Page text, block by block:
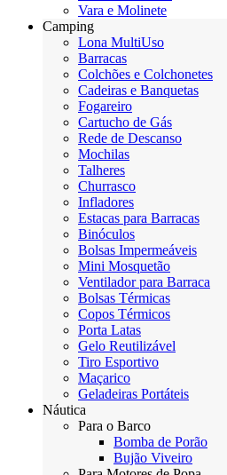
Vara e Molinete
Camping
Lona MultiUso
Barracas
Colchões e Colchonetes
Cadeiras e Banquetas
Fogareiro
Cartucho de Gás
Rede de Descanso
Mochilas
Talheres
Churrasco
Infladores
Estacas para Barracas
Binóculos
Bolsas Impermeáveis
Mini Mosquetão
Ventilador para Barraca
Bolsas Térmicas
Copos Térmicos
Porta Latas
Gelo Reutilizável
Tiro Esportivo
Maçarico
Geladeiras Portáteis
Náutica
Para o Barco
Bomba de Porão
Bujão Viveiro